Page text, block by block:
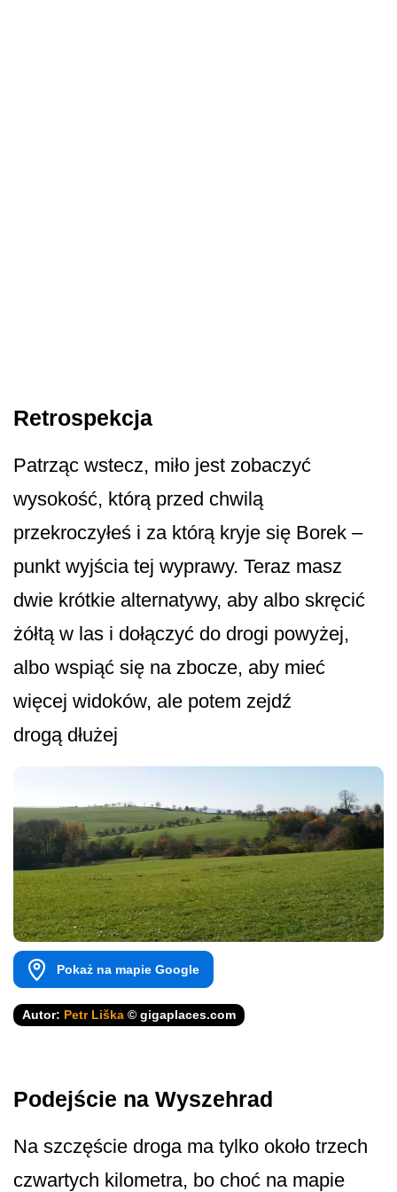
Retrospekcja
Patrząc wstecz, miło jest zobaczyć
wysokość, którą przed chwilą
przekroczyłeś i za którą kryje się Borek –
punkt wyjścia tej wyprawy. Teraz masz
dwie krótkie alternatywy, aby albo skręcić
żółtą w las i dołączyć do drogi powyżej,
albo wspiąć się na zbocze, aby mieć
więcej widoków, ale potem zejdź
drogą dłużej
Pokaż na mapie Google
Autor: Petr Liška © gigaplaces.com
Podejście na Wyszehrad
Na szczęście droga ma tylko około trzech
czwartych kilometra, bo choć na mapie